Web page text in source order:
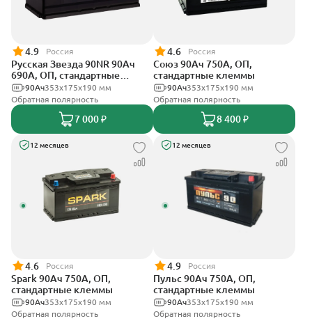
4.9 Россия
Русская Звезда 90NR 90Ач
690А, ОП, стандартные
клеммы353x175x190 мм
90Ач
Обратная полярность
7 000 ₽
4.6 Россия
Союз 90Ач 750А, ОП,
стандартные клеммы
353x175x190 мм
90Ач
Обратная полярность
8 400 ₽
12 месяцев
4.6 Россия
Spark 90Ач 750А, ОП,
стандартные клеммы
353х175х190 мм
90Ач
Обратная полярность
12 месяцев
4.9 Россия
Пульс 90Ач 750А, ОП,
стандартные клеммы
353x175x190 мм
90Ач
Обратная полярность